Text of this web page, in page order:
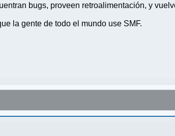
bugs, proveen retroalimentación, y
la gente de todo el mundo use SMF.